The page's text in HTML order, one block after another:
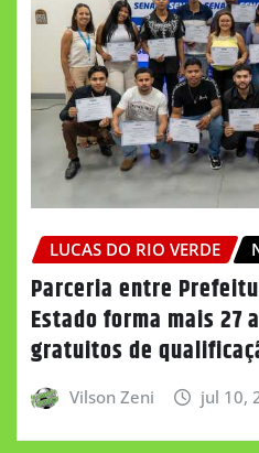
LUCAS DO RIO VERDE
Parceria entre
Estado forma mais 27
gratuitos de
Vilson Zeni jul 10,